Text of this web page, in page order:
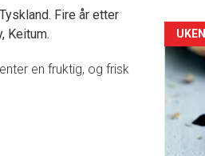
Fire år etter
Keitum.
en fruktig, og frisk
-